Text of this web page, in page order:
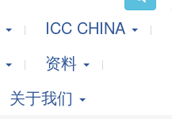
ICC CHINA
资料
关于我们